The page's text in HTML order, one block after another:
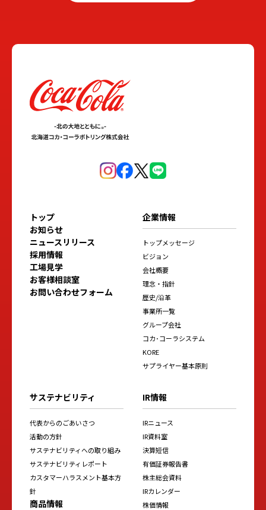
トップ
お知らせ
ニュースリリース
採用情報
工場見学
お客様相談室
お問い合わせフォーム
企業情報
トップメッセージ
ビジョン
会社概要
理念・指針
歴史/沿革
事業所一覧
グループ会社
コカ･コーラシステム
KORE
サプライヤー基本原則
サステナビリティ
代表からのごあいさつ
活動の方針
サステナビリティへの取り組み
サステナビリティレポート
カスタマーハラスメント基本方
針
商品情報
IR情報
IRニュース
IR資料室
決算短信
有価証券報告書
株主総会資料
IRカレンダー
株価情報